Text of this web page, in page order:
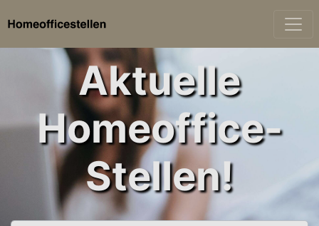
Aktuelle
Homeoffice-
Stellen!